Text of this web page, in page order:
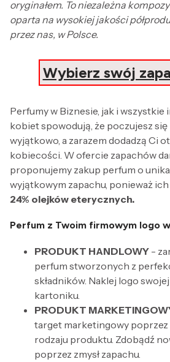
oryginałem. To niezależna
oparta na wysokiej jakości
przez nas, w Polsce.
Wybierz swój
Perfumy w Biznesie, jak i wszystkie
kobiet spowodują, że poczujesz się
wyjątkowo, a zarazem dodadzą Ci
kobiecości. W ofercie zapachów
proponujemy zakup perfum o
wyjątkowym zapachu, ponieważ
24% olejków eterycznych.
Perfum z Twoim firmowym logo
PRODUKT HANDLOWY -
perfum stworzonych z
składników. Naklej logo
kartoniku.
PRODUKT
target marketingowy poprzez
rodzaju produktu. Zdobądź
poprzez zmysł zapachu.